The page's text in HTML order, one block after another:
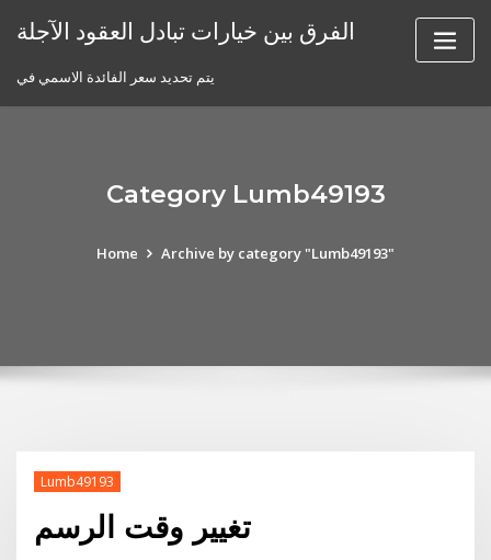
الفرق بين خيارات تبادل العقود الآجلة
يتم تحديد سعر الفائدة الاسمي في
Category Lumb49193
Home Archive by category "Lumb49193"
Lumb49193
تغيير وقت الرسم